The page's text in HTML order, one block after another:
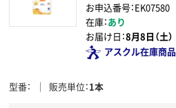
お申込番号：EK07580
在庫：あり
お届け日：8月8日（土）
アスクル在庫商品
型番 販売単位 1本